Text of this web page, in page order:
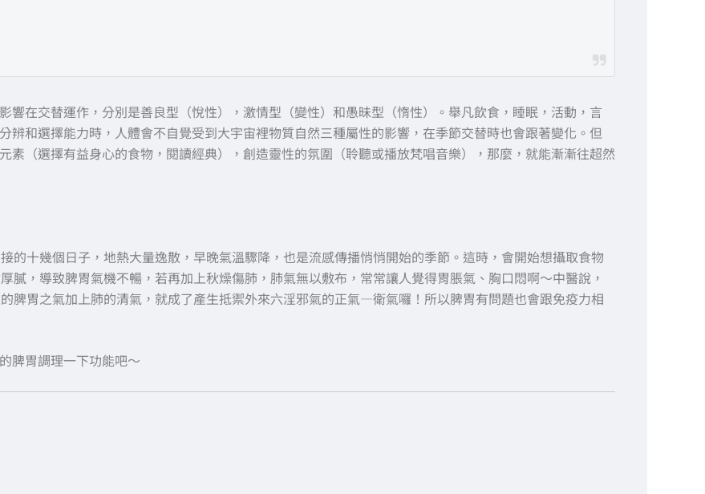
響在交替運作，分別是善良型（悅性），激情型（變性）和愚昧型（惰性）。舉凡飲食，睡眠，活動，言
辨和選擇能力時，人體會不自覺受到大宇宙裡物質自然三種屬性的影響，在季節交替時也會跟著變化。但
素（選擇有益身心的食物，閱讀經典），創造靈性的氛圍（聆聽或播放梵唱音樂），那麼，就能漸漸往超然
的十幾個日子，地熱大量逸散，早晚氣溫驟降，也是流感傳播悄悄開始的季節。這時，會開始想攝取食物
膩，導致脾胃氣機不暢，若再加上秋燥傷肺，肺氣無以敷布，常常讓人覺得胃脹氣、胸口悶啊～中醫說，
脾胃之氣加上肺的清氣，就成了產生抵禦外來六淫邪氣的正氣—衛氣囉！所以脾胃有問題也會跟免疫力相
脾胃調理一下功能吧～